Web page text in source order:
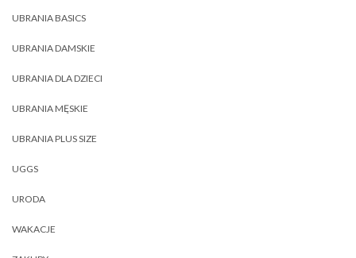
UBRANIA BASICS
UBRANIA DAMSKIE
UBRANIA DLA DZIECI
UBRANIA MĘSKIE
UBRANIA PLUS SIZE
UGGS
URODA
WAKACJE